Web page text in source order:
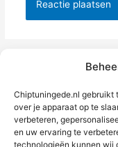
Chiptuningede.nl gebruikt
over je apparaat op te
verbeteren,
en uw ervaring te
technologieën kunnen wij